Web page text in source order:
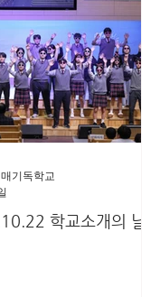
학교소개의 날
기독학교